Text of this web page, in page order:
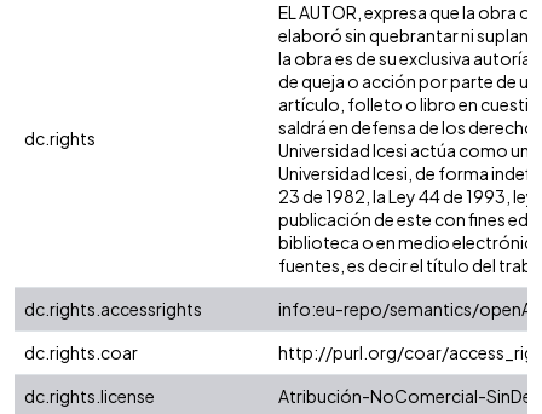
dc.rights
EL AUTOR, expresa que la obra
elaboró sin quebrantar ni
la obra es de su exclusiva autoría
de queja o acción por parte de
artículo, folleto o libro en
saldrá en defensa de los
Universidad Icesi actúa como un
Universidad Icesi, de forma
23 de 1982, la Ley 44 de 1993,
publicación de este con fines
biblioteca o en medio
fuentes, es decir el título del
dc.rights.accessrights
info:eu-repo/semantics/
dc.rights.coar
http://purl.org/coar/
dc.rights.license
Atribución-NoComercial-